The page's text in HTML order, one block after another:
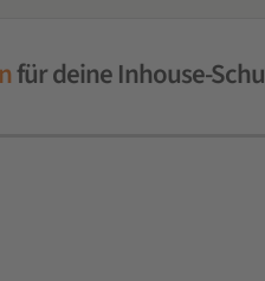
für deine Inhouse-